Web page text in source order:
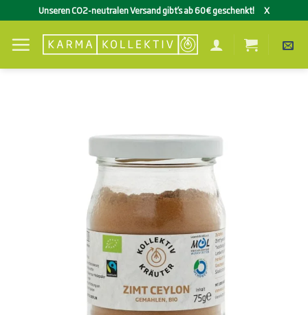
Inhalt
springen
Unseren CO2-neutralen Versand gibt’s ab 60€ geschenkt! X